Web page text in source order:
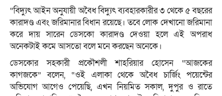
“বিদ্যুৎ আইন অনুযায়ী অবৈধ বিদ্যুৎ ব্যবহারকারীর ৩ থেকে ৫ বছরের
কারাদণ্ড এবং জরিমানার বিধান রয়েছে। তবে লোক দেখানো জরিমানা
করে দায় সারেন ডেসকো কারাদণ্ড দেওয়া হলে এই অপরাধ
অনেকটাই কমে আসতো বলে মনে করছেন অনেকে।
ডেসকোর সহকারী প্রকৌশলী শাহরিয়ার হোসেন “আজকের
কাগজকে” বলেন, “ওই এলাকা থেকে অবৈধ চার্জিং পয়েন্টের
অভিযোগ আগেও পেয়েছি, এখন নিয়মিত সকাল, দুপুর ও রাতে